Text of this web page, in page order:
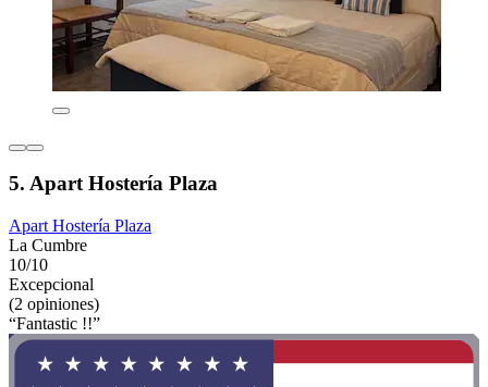
5. Apart Hostería Plaza
Apart Hostería Plaza
La Cumbre
10/10
Excepcional
(2 opiniones)
“Fantastic !!”